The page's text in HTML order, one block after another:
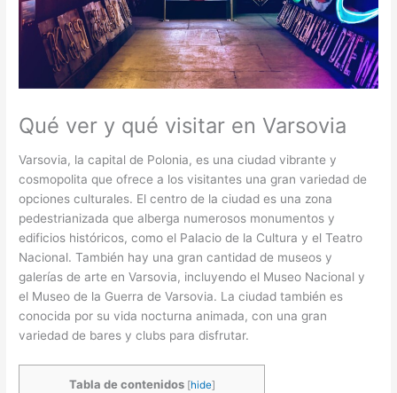
Qué ver y qué visitar en Varsovia
Varsovia, la capital de Polonia, es una ciudad vibrante y
cosmopolita que ofrece a los visitantes una gran variedad de
opciones culturales. El centro de la ciudad es una zona
pedestrianizada que alberga numerosos monumentos y
edificios históricos, como el Palacio de la Cultura y el Teatro
Nacional. También hay una gran cantidad de museos y
galerías de arte en Varsovia, incluyendo el Museo Nacional y
el Museo de la Guerra de Varsovia. La ciudad también es
conocida por su vida nocturna animada, con una gran
variedad de bares y clubs para disfrutar.
Tabla de contenidos [hide]